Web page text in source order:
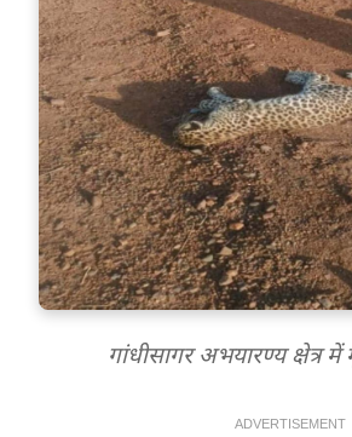
गांधीसागर अभयारण्य क्षेत्र
ADVERTISEMENT